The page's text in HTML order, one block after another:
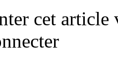
cet article